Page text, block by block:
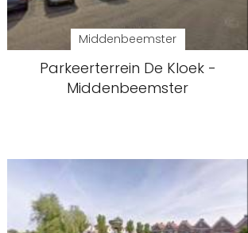
Middenbeemster
Parkeerterrein De Kloek -
Middenbeemster